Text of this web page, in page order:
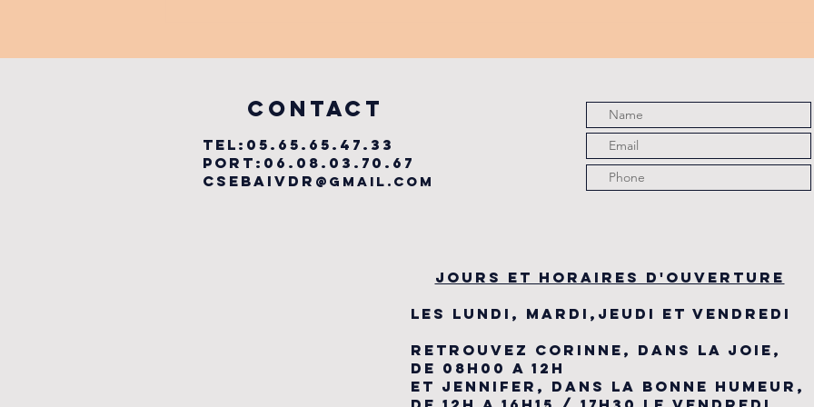
MUSICAL
COntact
TEL:05.65.65.47.33
PORT:06.08.03.70.67
csebaivdr @gmail.com
JOURS ET HORAIRES D'OUVERTURE
LES LUNDI, MARDI,JEUDI ET VENDREDI
RETROUVEZ CORINNE, DANS LA JOIE,
DE 08H00 A 12H
ET JENNIFER, DANS LA BONNE HUMEUR,